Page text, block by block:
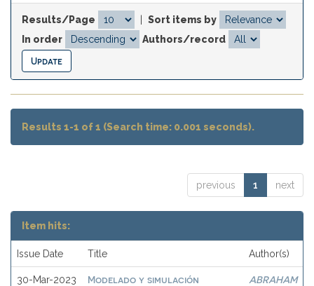
Results/Page
Sort items by
In order
Authors/record
Results 1-1 of 1 (Search time: 0.001 seconds).
previous 1 next
Item hits:
Issue Date Title Author(s)
30-Mar-2023
Modelado y simulación
ABRAHAM